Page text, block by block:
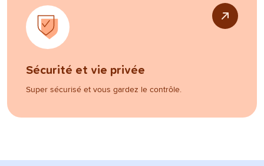
Sécurité et vie privée
Super sécurisé et vous gardez le contrôle.